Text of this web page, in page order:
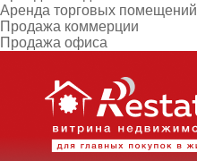
Аренда торговых помещений
Продажа коммерции
Продажа офиса